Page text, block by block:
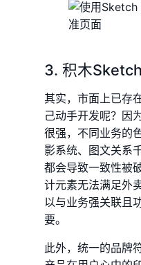
3. 积木
其实，市面上已存
己动手开发呢？因
很强，不同业务的
影系统、图文关系
都会导致一致性被
计元素无法满足外
以与业务强关联且
要。
此外，统一的品牌